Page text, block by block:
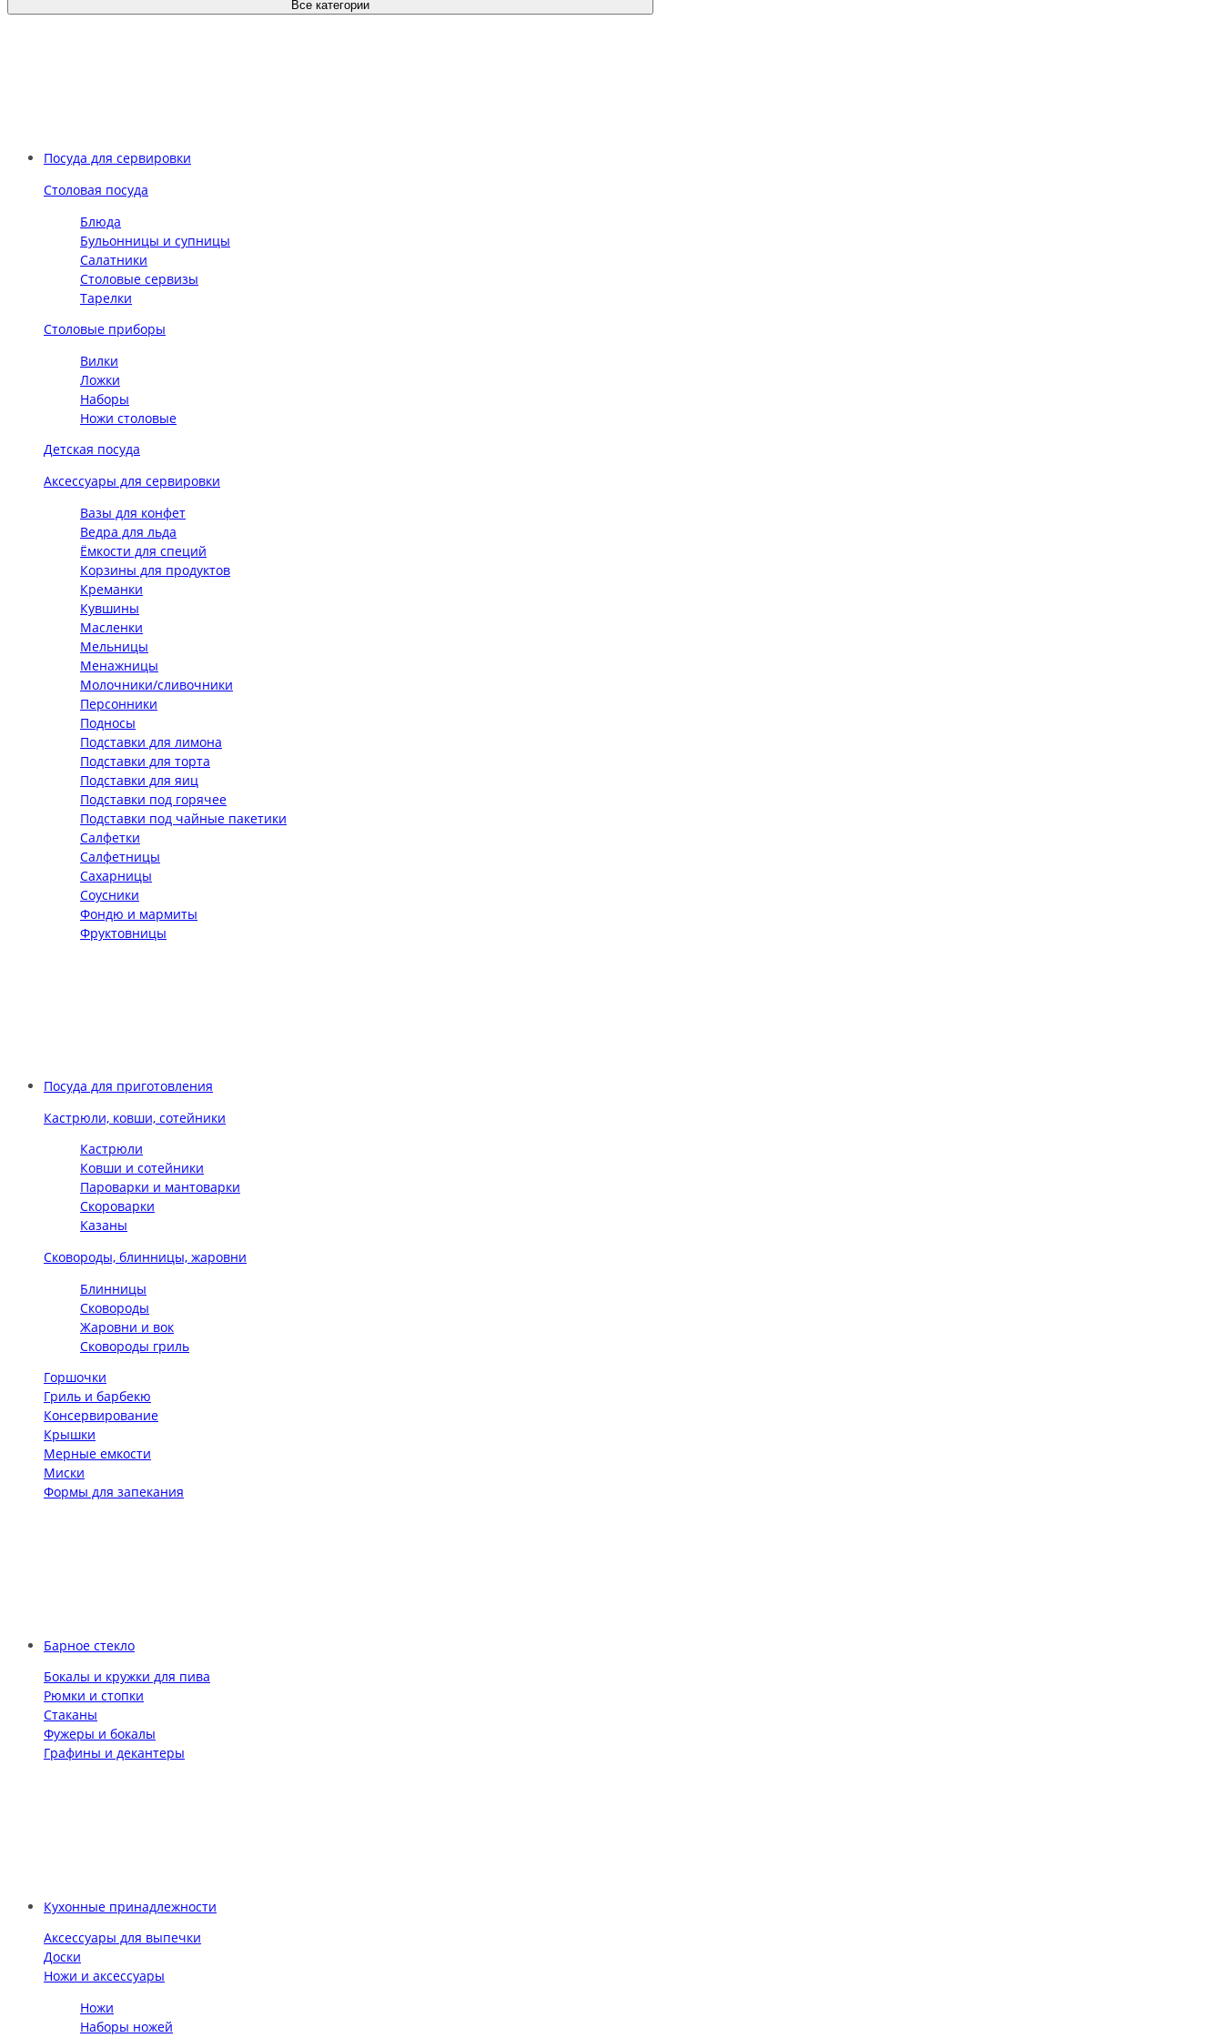
Все категории
Посуда для сервировки
Столовая посуда
Блюда
Бульонницы и супницы
Салатники
Столовые сервизы
Тарелки
Столовые приборы
Вилки
Ложки
Наборы
Ножи столовые
Детская посуда
Аксессуары для сервировки
Вазы для конфет
Ведра для льда
Ёмкости для специй
Корзины для продуктов
Креманки
Кувшины
Масленки
Мельницы
Менажницы
Молочники/сливочники
Персонники
Подносы
Подставки для лимона
Подставки для торта
Подставки для яиц
Подставки под горячее
Подставки под чайные пакетики
Салфетки
Салфетницы
Сахарницы
Соусники
Фондю и мармиты
Фруктовницы
Посуда для приготовления
Кастрюли, ковши, сотейники
Кастрюли
Ковши и сотейники
Пароварки и мантоварки
Скороварки
Казаны
Сковороды, блинницы, жаровни
Блинницы
Сковороды
Жаровни и вок
Сковороды гриль
Горшочки
Гриль и барбекю
Консервирование
Крышки
Мерные емкости
Миски
Формы для запекания
Барное стекло
Бокалы и кружки для пива
Рюмки и стопки
Стаканы
Фужеры и бокалы
Графины и декантеры
Кухонные принадлежности
Аксессуары для выпечки
Доски
Ножи и аксессуары
Ножи
Наборы ножей